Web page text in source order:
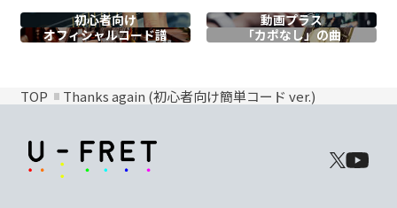
初心者向け
動画プラス
オフィシャルコード譜 「カポなし」の曲
TOP Thanks again (初心者向け簡単コード ver.)